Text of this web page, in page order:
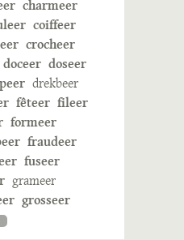
charmeer
coiffeer
crocheer
doceer doseer
drekbeer
fêteer fileer
formeer
fraudeer
fuseer
grameer
grosseer